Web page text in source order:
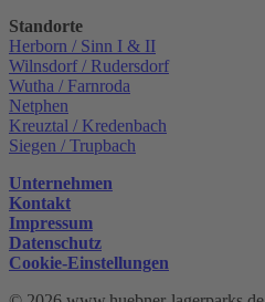
Standorte
Herborn / Sinn I & II
Wilnsdorf / Rudersdorf
Wutha / Farnroda
Netphen
Kreuztal / Kredenbach
Siegen / Trupbach
Unternehmen
Kontakt
Impressum
Datenschutz
Cookie-Einstellungen